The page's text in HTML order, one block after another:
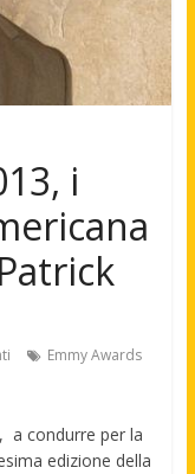
i
Emmy Awards
a condurre per la
edizione della